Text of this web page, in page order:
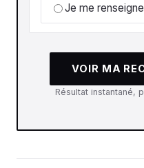
Je me renseigne
VOIR MA
Résultat instantané,